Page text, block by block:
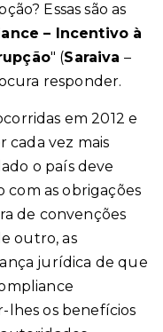
Essas são as
– Incentivo à
" (Saraiva –
responder.
em 2012 e
cada vez mais
o país deve
as obrigações
de convenções
outro, as
jurídica de que
lhes os benefícios